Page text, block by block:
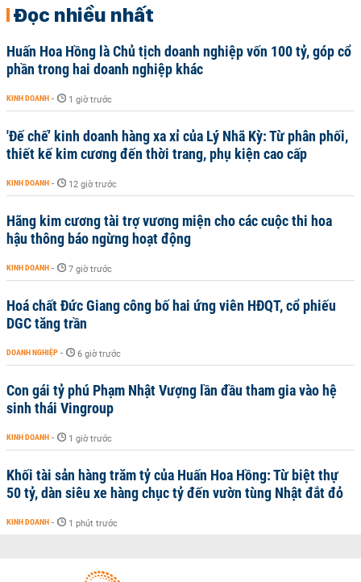
Đọc nhiều nhất
Huấn Hoa Hồng là Chủ tịch doanh nghiệp vốn 100 tỷ, góp cổ
phần trong hai doanh nghiệp khác
KINH DOANH - 1 giờ trước
'Đế chế’ kinh doanh hàng xa xỉ của Lý Nhã Kỳ: Từ phân phối,
thiết kế kim cương đến thời trang, phụ kiện cao cấp
KINH DOANH - 12 giờ trước
Hãng kim cương tài trợ vương miện cho các cuộc thi hoa
hậu thông báo ngừng hoạt động
KINH DOANH - 7 giờ trước
Hoá chất Đức Giang công bố hai ứng viên HĐQT, cổ phiếu
DGC tăng trần
DOANH NGHIỆP - 6 giờ trước
Con gái tỷ phú Phạm Nhật Vượng lần đầu tham gia vào hệ
sinh thái Vingroup
KINH DOANH - 1 giờ trước
Khối tài sản hàng trăm tỷ của Huấn Hoa Hồng: Từ biệt thự
50 tỷ, dàn siêu xe hàng chục tỷ đến vườn tùng Nhật đắt đỏ
KINH DOANH - 1 phút trước